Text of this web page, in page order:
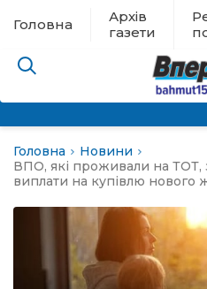
Головна
Архів
газети
евакуації
Головна
Новини
ВПО, які проживали на ТОТ,
виплати на купівлю нового